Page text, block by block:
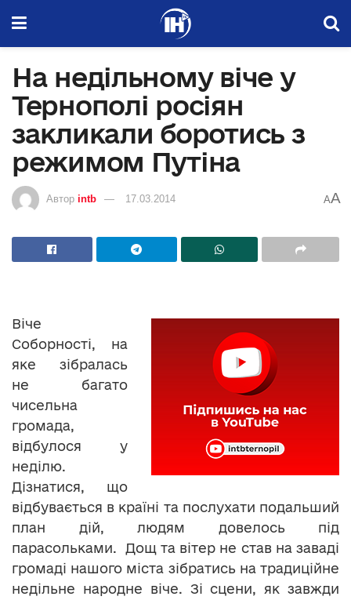
На недільному віче у
Тернополі росіян
закликали боротись з
режимом Путіна
Автор intb 17.03.2014 AA
Віче
Соборності, на
яке зібралась
не багато
чисельна
громада,
відбулося у
неділю.
Дізнатися, що
відбувається в країні та послухати подальший
план дій, людям довелось під
парасольками. Дощ та вітер не став на заваді
громаді нашого міста зібратись на традиційне
недільне народне віче. Зі сцени, як завжди